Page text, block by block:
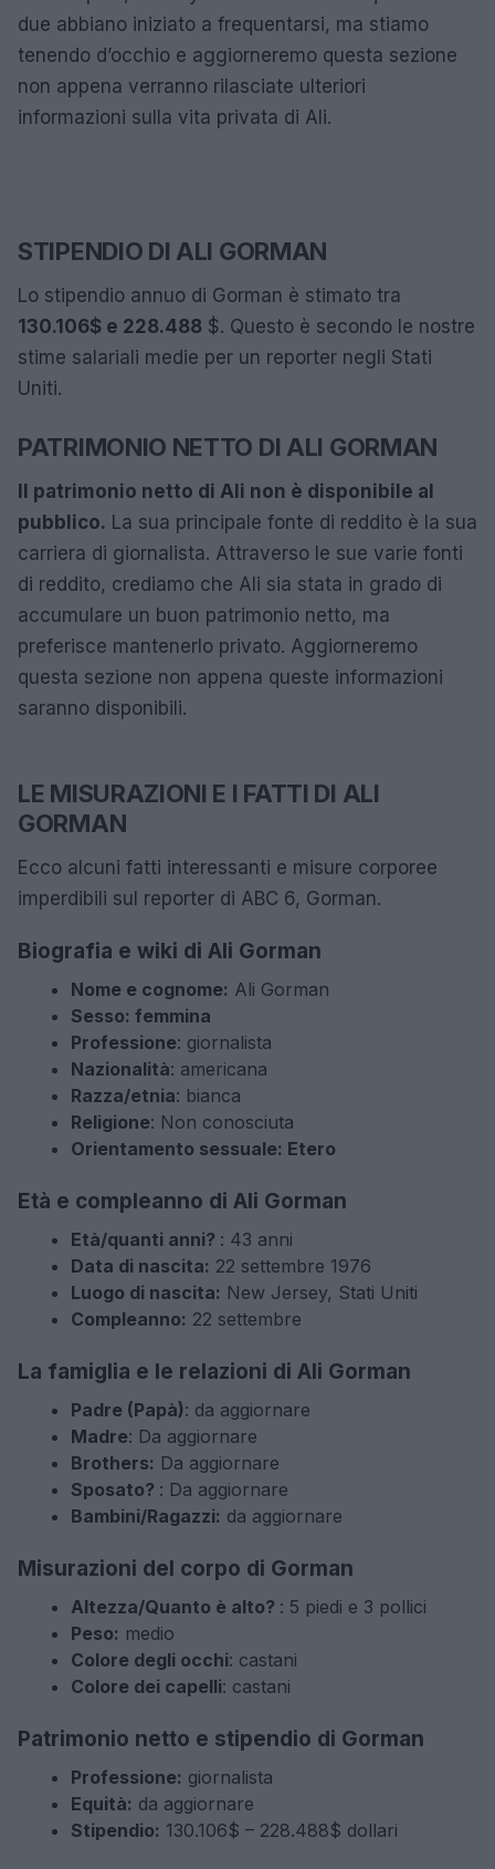
due abbiano iniziato a frequentarsi, ma stiamo
tenendo d’occhio e aggiorneremo questa sezione
non appena verranno rilasciate ulteriori
informazioni sulla vita privata di Ali.
STIPENDIO DI ALI GORMAN
Lo stipendio annuo di Gorman è stimato tra
130.106$ e 228.488 $. Questo è secondo le nostre
stime salariali medie per un reporter negli Stati
Uniti.
PATRIMONIO NETTO DI ALI GORMAN
Il patrimonio netto di Ali non è disponibile al
pubblico. La sua principale fonte di reddito è la sua
carriera di giornalista. Attraverso le sue varie fonti
di reddito, crediamo che Ali sia stata in grado di
accumulare un buon patrimonio netto, ma
preferisce mantenerlo privato. Aggiorneremo
questa sezione non appena queste informazioni
saranno disponibili.
LE MISURAZIONI E I FATTI DI ALI
GORMAN
Ecco alcuni fatti interessanti e misure corporee
imperdibili sul reporter di ABC 6, Gorman.
Biografia e wiki di Ali Gorman
Nome e cognome: Ali Gorman
Sesso: femmina
Professione: giornalista
Nazionalità: americana
Razza/etnia: bianca
Religione: Non conosciuta
Orientamento sessuale: Etero
Età e compleanno di Ali Gorman
Età/quanti anni? : 43 anni
Data di nascita: 22 settembre 1976
Luogo di nascita: New Jersey, Stati Uniti
Compleanno: 22 settembre
La famiglia e le relazioni di Ali Gorman
Padre (Papà): da aggiornare
Madre: Da aggiornare
Brothers: Da aggiornare
Sposato? : Da aggiornare
Bambini/Ragazzi: da aggiornare
Misurazioni del corpo di Gorman
Altezza/Quanto è alto? : 5 piedi e 3 pollici
Peso: medio
Colore degli occhi: castani
Colore dei capelli: castani
Patrimonio netto e stipendio di Gorman
Professione: giornalista
Equità: da aggiornare
Stipendio: 130.106$ – 228.488$ dollari